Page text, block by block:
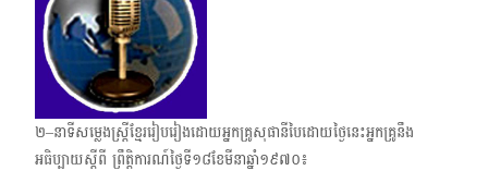
២–នាទីសម្លេងស្ត្រីខ្មែររៀបរៀងដោយអ្នកគ្រូសុផានីបៃដោយថ្ងៃនេះអ្នកគ្រូនឹង
អធិប្បាយស្តីពី ព្រឹត្តិការណ៍ថ្ងៃទី១៨ខែមីនាឆ្នាំ១៩៧០៖